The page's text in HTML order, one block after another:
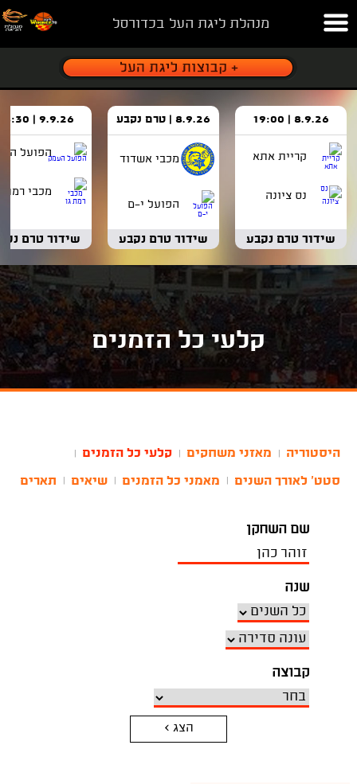
מנהלת ליגת העל בכדורסל
8.9.26 | 19:00
קריית אתא
נס ציונה
שידור טרם נקבע
8.9.26 | טרם נקבע
מכבי אשדוד
הפועל י-ם
שידור טרם נקבע
9.9.26 | 18:30
הפועל
מכבי רמת
שידור טרם
קלעי כל הזמנים
היסטוריה מאזני משחקים קלעי כל הזמנים
סטט' לאורך השנים מאמני כל הזמנים שיאים תארים
שם השחקן
שנה
קבוצה
הצג >